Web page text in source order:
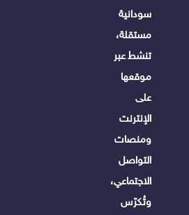
سودانية
مستقلة،
تنشط عبر
موقعها
على
الإنترنت
ومنصات
التواصل
الاجتماعي،
وتُكرّس